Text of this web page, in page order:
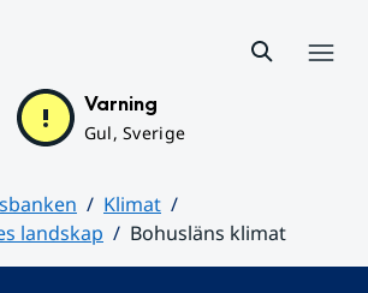
Varning
Gul, Sverige
Klimat
landskap
Bohusläns klimat